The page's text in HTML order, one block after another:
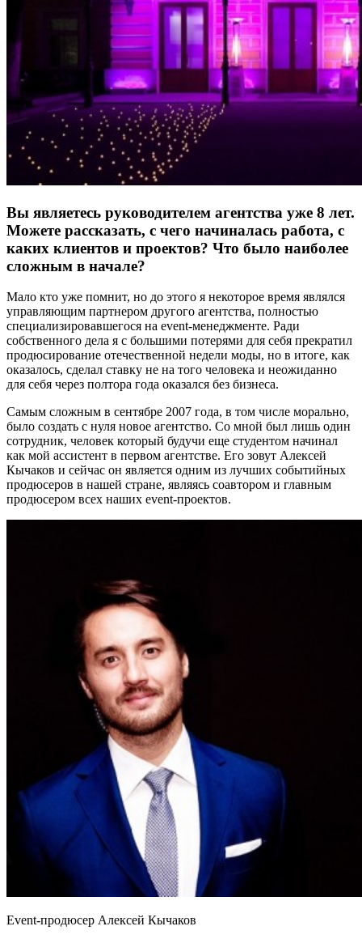
Вы являетесь руководителем агентства уже 8 лет.
Можете рассказать, с чего начиналась работа, с
каких клиентов и проектов? Что было наиболее
сложным в начале?
Мало кто уже помнит, но до этого я некоторое время являлся
управляющим партнером другого агентства, полностью
специализировавшегося на event-менеджменте. Ради
собственного дела я с большими потерями для себя прекратил
продюсирование отечественной недели моды, но в итоге, как
оказалось, сделал ставку не на того человека и неожиданно
для себя через полтора года оказался без бизнеса.
Самым сложным в сентябре 2007 года, в том числе морально,
было создать с нуля новое агентство. Со мной был лишь один
сотрудник, человек который будучи еще студентом начинал
как мой ассистент в первом агентстве. Его зовут Алексей
Кычаков и сейчас он является одним из лучших событийных
продюсеров в нашей стране, являясь соавтором и главным
продюсером всех наших event-проектов.
Event-продюсер Алексей Кычаков